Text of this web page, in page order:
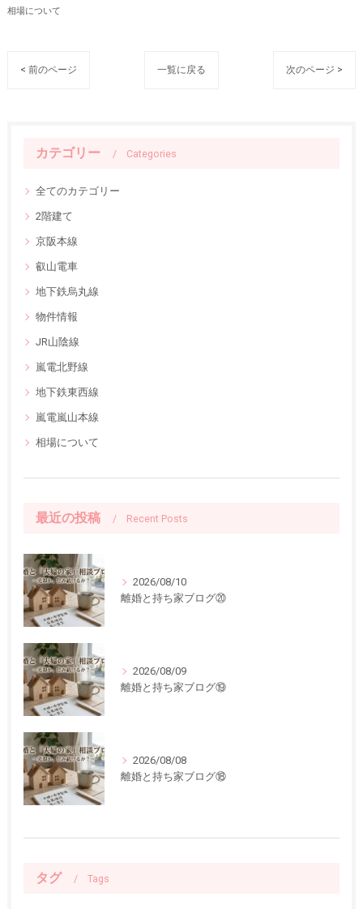
相場について
< 前のページ 一覧に戻る 次のページ >
カテゴリー Categories
全てのカテゴリー
2階建て
京阪本線
叡山電車
地下鉄烏丸線
物件情報
JR山陰線
嵐電北野線
地下鉄東西線
嵐電嵐山本線
相場について
最近の投稿 Recent Posts
2026/08/10
離婚と持ち家ブログ⑳
2026/08/09
離婚と持ち家ブログ⑲
2026/08/08
離婚と持ち家ブログ⑱
タグ Tags